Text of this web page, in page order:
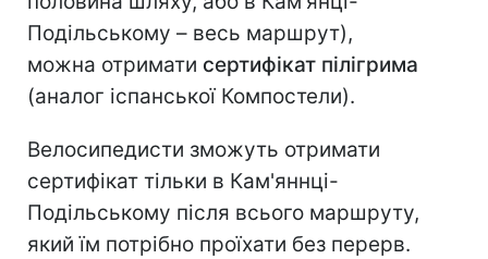
Подільському – весь маршрут),
можна отримати сертифікат пілігрима
(аналог іспанської Компостели).
Велосипедисти зможуть отримати
сертифікат тільки в Кам'яннці-
Подільському після всього маршруту,
який їм потрібно проїхати без перерв.